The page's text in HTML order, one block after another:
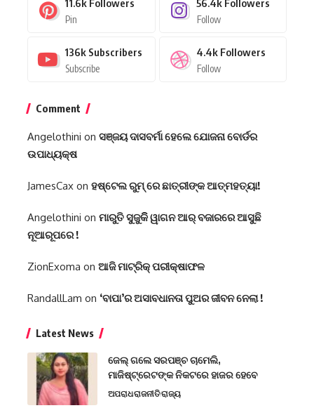
11.6k Followers
Pin
56.4k Followers
Follow
136k Subscribers
Subscribe
4.4k Followers
Follow
Comment
Angelothini on ସଞ୍ଜୟ ଦାସବର୍ମା ହେଲେ ଯୋଜନା ବୋର୍ଡର
ଉପାଧ୍ୟକ୍ଷ
JamesCax on ହଷ୍ଟେଲ ରୁମ୍ ରେ ଛାତ୍ରୀଙ୍କ ଆତ୍ମହତ୍ୟା!
Angelothini on ମାରୁତି ସୁଜୁକିି ୱାଗନ ଆର୍ ବଜାରରେ ଆସୁଛି
ନୂଆରୂପରେ !
ZionExoma on ଆଜି ମାଟ୍ରିକ୍ ପରୀକ୍ଷାଫଳ
RandallLam on ‘ବାପା’ର ଅସାବଧାନତା ପୁଅର ଜୀବନ ନେଲା !
Latest News
ଜେଲ୍ ଗଲେ ସରପଞ୍ଚ ଚାମେଲି,
ମାଜିଷ୍ଟ୍ରେଟଙ୍କ ନିକଟରେ ହାଜର ହେବେ
ଅପରାଧରାଜନୀତିରାଜ୍ୟ